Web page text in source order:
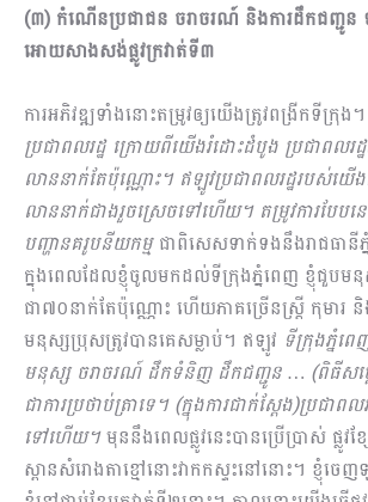
(៣) កំណើនប្រជាជន ចរាចរណ៍ និងការដឹកជញ្ជូន
អោយសាងសង់ផ្លូវក្រវាត់ទី៣
ការអភិវឌ្ឍទាំងនោះតម្រូវឲ្យយើងត្រូវពង្រីកទីក្រុង។
ប្រជាពលរដ្ឋ ក្រោយពីយើងរំដោះដំបូង ប្រជាពល
លាននាក់តែប៉ុណ្ណោះ។ ឥឡូវប្រជាពលរដ្ឋរបស់
លាន​នាក់ជាងរួចស្រេចទៅហើយ។ តម្រូវការបែបន
បញ្ហានគរូបនីយកម្មជាពិសេសទាក់ទងនឹងរាជធានី
ក្នុងពេលដែលខ្ញុំចូលមកដល់ទីក្រុងភ្នំពេញ ខ្ញុំជួបម
ជា៧០នាក់តែប៉ុណ្ណោះ ហើយភាគច្រើនស្រ្តី កុមារ
មនុស្សប្រុសត្រូវបានគេសម្លាប់។ ឥឡូវ ទីក្រុងភ្នំ​
មនុស្ស ចរាចរណ៍ ដឹកទំនិញ ដឹកជញ្ជូន … (ពិធីសម្ពោ
ជាការប្រថាប់ត្រាទេ។ (ក្នុងការជាក់ស្តែង)ប្រជាពល
ទៅហើយ។មុននឹងពេលផ្លូវនេះបានប្រើប្រាស់ ផ្លូវខ្
ស្ពានសំរោងតាខ្មៅនោះវាកកស្ទះនៅនោះ។ ខ្ញុំច